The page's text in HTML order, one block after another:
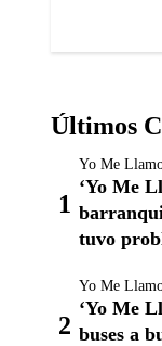
Últimos
Yo Me
‘Yo Me
tuvo
Yo Me
‘Yo Me
buses a